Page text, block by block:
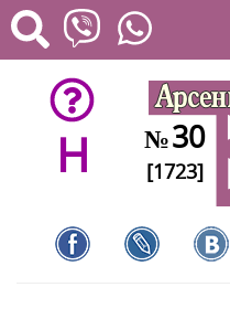
H №30
[1723]